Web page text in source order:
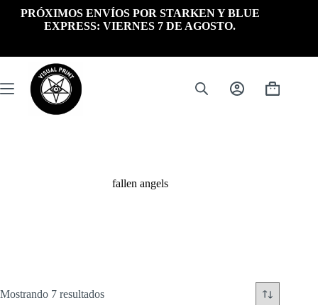
PRÓXIMOS ENVÍOS POR STARKEN Y BLUE
EXPRESS: VIERNES 7 DE AGOSTO.
Carrito
fallen angels
Mostrando 7 resultadosOrdenado